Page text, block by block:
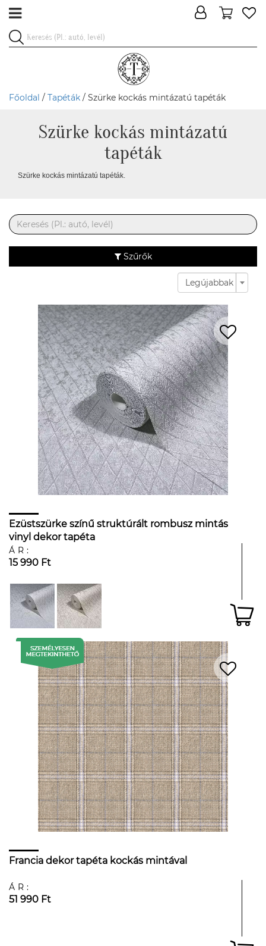
Főoldal / Tapéták / Szürke kockás mintázatú tapéták
Szürke kockás mintázatú
tapéták
Szürke kockás mintázatú tapéták.
Szűrők
Legújabbak
Ezüstszürke színű struktúrált rombusz mintás
vinyl dekor tapéta
ÁR:
15 990 Ft
Francia dekor tapéta kockás mintával
ÁR:
51 990 Ft